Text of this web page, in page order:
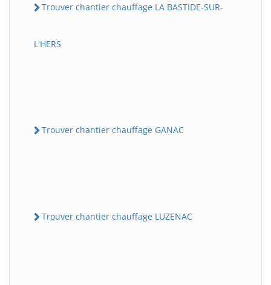
Trouver chantier chauffage LA BASTIDE-SUR-
L'HERS
Trouver chantier chauffage GANAC
Trouver chantier chauffage LUZENAC